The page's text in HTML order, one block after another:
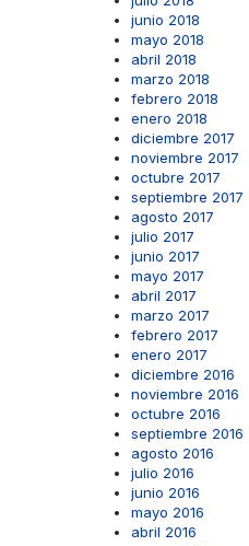
junio 2018
mayo 2018
abril 2018
marzo 2018
febrero 2018
enero 2018
diciembre 2017
noviembre 2017
octubre 2017
septiembre 2017
agosto 2017
julio 2017
junio 2017
mayo 2017
abril 2017
marzo 2017
febrero 2017
enero 2017
diciembre 2016
noviembre 2016
octubre 2016
septiembre 2016
agosto 2016
julio 2016
junio 2016
mayo 2016
abril 2016